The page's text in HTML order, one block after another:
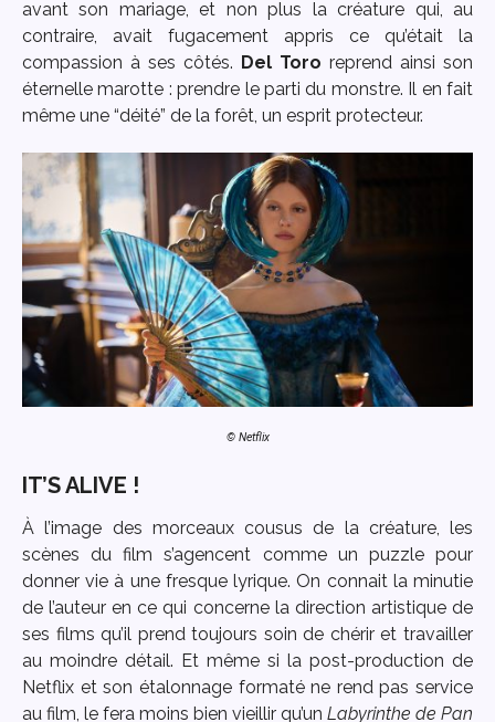
avant son mariage, et non plus la créature qui, au
contraire, avait fugacement appris ce qu’était la
compassion à ses côtés. Del Toro reprend ainsi son
éternelle marotte : prendre le parti du monstre. Il en fait
même une “déité” de la forêt, un esprit protecteur.
© Netflix
IT’S ALIVE !
À l’image des morceaux cousus de la créature, les
scènes du film s’agencent comme un puzzle pour
donner vie à une fresque lyrique. On connait la minutie
de l’auteur en ce qui concerne la direction artistique de
ses films qu’il prend toujours soin de chérir et travailler
au moindre détail. Et même si la post-production de
Netflix et son étalonnage formaté ne rend pas service
au film, le fera moins bien vieillir qu’un Labyrinthe de Pan